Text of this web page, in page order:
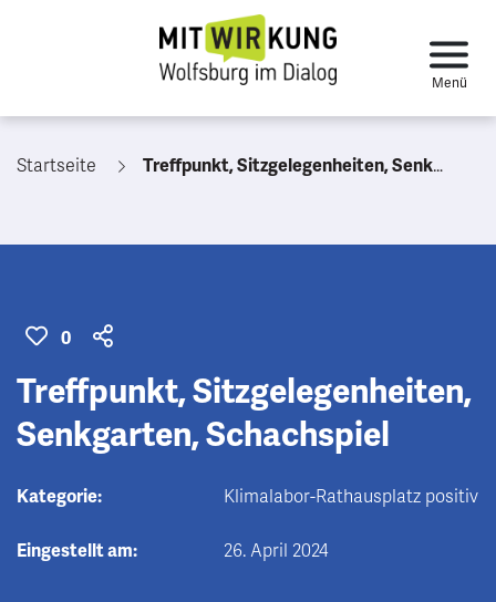
Startseite Treffpunkt, Sitzgelegenheiten, Senkgarten, Schachspiel
0
Treffpunkt, Sitzgelegenheiten,
Senkgarten, Schachspiel
Kategorie: Klimalabor-Rathausplatz positiv
Eingestellt am: 26. April 2024